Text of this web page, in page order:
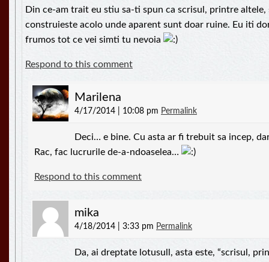
Din ce-am trait eu stiu sa-ti spun ca scrisul, printre altele,
construieste acolo unde aparent sunt doar ruine. Eu iti
frumos tot ce vei simti tu nevoia
Respond to this comment
Marilena
4/17/2014 | 10:08 pm Permalink
Deci… e bine. Cu asta ar fi trebuit sa incep,
Rac, fac lucrurile de-a-ndoaselea…
Respond to this comment
mika
4/18/2014 | 3:33 pm Permalink
Da, ai dreptate lotusull, asta este, “scrisul,